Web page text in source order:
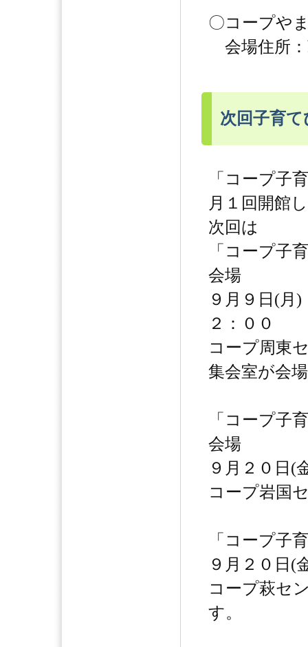
〇コープや
会場住所：
次回子育
「コープ子
月１回開館
次回は
「コープ子
会場
９月９日(月
２：００
コープ周東
集会室が会
「コープ子
会場
９月２０日(
コープ岩国
「コープ子
９月２０日(
コープ萩セ
す。